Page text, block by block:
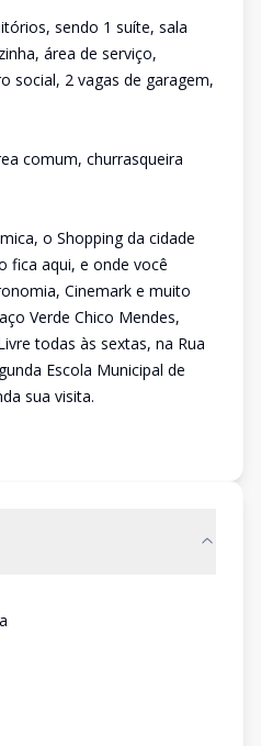
sendo 1 suíte, sala
área de serviço,
social, 2 vagas de garagem,
comum, churrasqueira
o Shopping da cidade
fica aqui, e onde você
Cinemark e muito
Verde Chico Mendes,
todas às sextas, na Rua
Escola Municipal de
sua visita.